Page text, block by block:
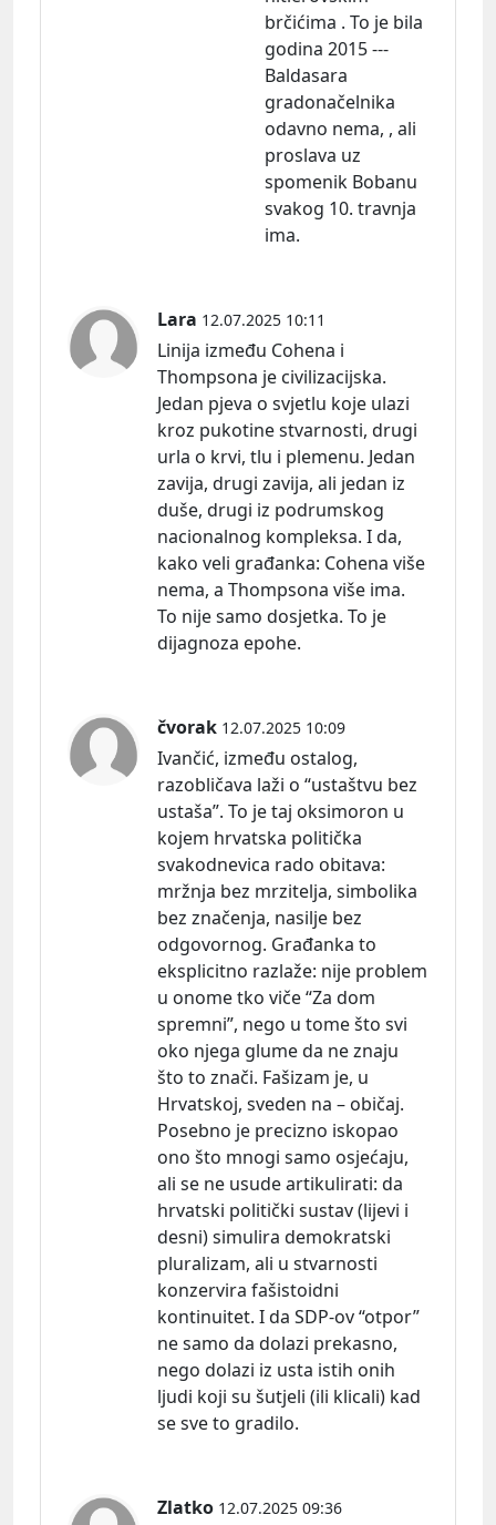
brčićima . To je bila
godina 2015 ---
Baldasara
gradonačelnika
odavno nema, , ali
proslava uz
spomenik Bobanu
svakog 10. travnja
ima.
Lara 12.07.2025 10:11
Linija između Cohena i
Thompsona je civilizacijska.
Jedan pjeva o svjetlu koje ulazi
kroz pukotine stvarnosti, drugi
urla o krvi, tlu i plemenu. Jedan
zavija, drugi zavija, ali jedan iz
duše, drugi iz podrumskog
nacionalnog kompleksa. I da,
kako veli građanka: Cohena više
nema, a Thompsona više ima.
To nije samo dosjetka. To je
dijagnoza epohe.
čvorak 12.07.2025 10:09
Ivančić, između ostalog,
razobličava laži o “ustaštvu bez
ustaša”. To je taj oksimoron u
kojem hrvatska politička
svakodnevica rado obitava:
mržnja bez mrzitelja, simbolika
bez značenja, nasilje bez
odgovornog. Građanka to
eksplicitno razlaže: nije problem
u onome tko viče “Za dom
spremni”, nego u tome što svi
oko njega glume da ne znaju
što to znači. Fašizam je, u
Hrvatskoj, sveden na – običaj.
Posebno je precizno iskopao
ono što mnogi samo osjećaju,
ali se ne usudeartikulirati: da
hrvatski politički sustav (lijevi i
desni) simulira demokratski
pluralizam, ali u stvarnosti
konzervira fašistoidni
kontinuitet. I da SDP-ov “otpor”
ne samo da dolazi prekasno,
nego dolazi iz usta istih onih
ljudi koji su šutjeli (ili klicali) kad
se sve to gradilo.
Zlatko 12.07.2025 09:36